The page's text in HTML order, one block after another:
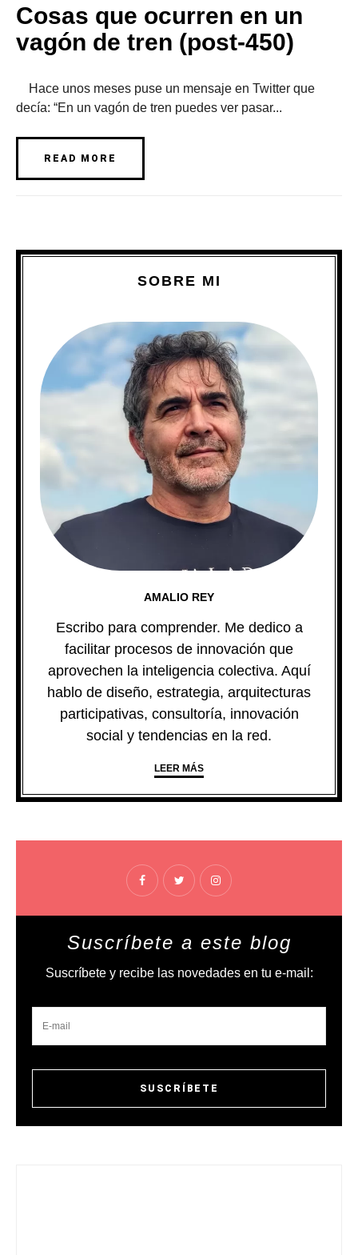
Cosas que ocurren en un
vagón de tren (post-450)
Hace unos meses puse un mensaje en Twitter que
decía: “En un vagón de tren puedes ver pasar...
READ MORE
SOBRE MI
AMALIO REY
Escribo para comprender. Me dedico a
facilitar procesos de innovación que
aprovechen la inteligencia colectiva. Aquí
hablo de diseño, estrategia, arquitecturas
participativas, consultoría, innovación
social y tendencias en la red.
LEER MÁS
Suscríbete a este blog
Suscríbete y recibe las novedades en tu e-mail: